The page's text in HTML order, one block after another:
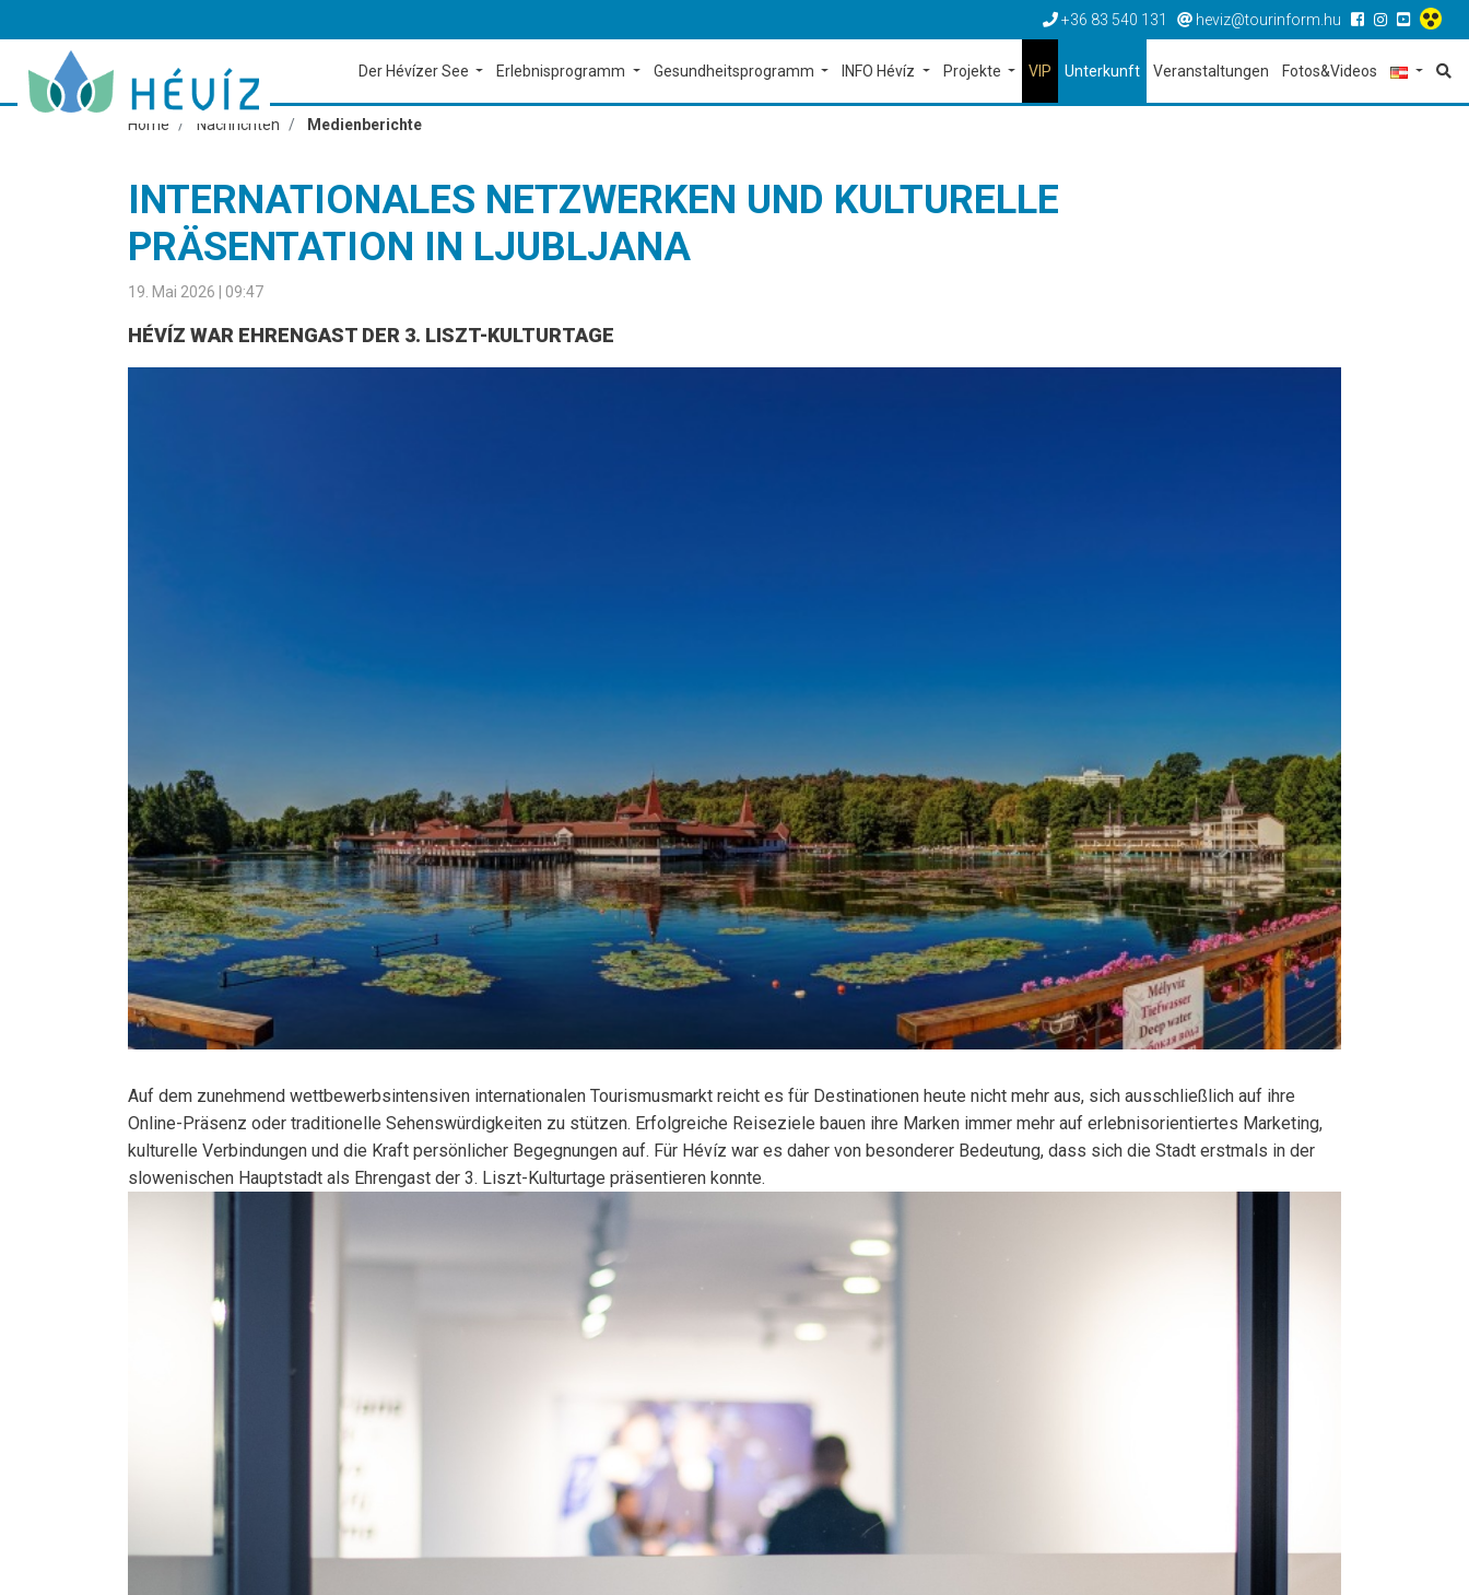
+36 83 540 131 heviz@tourinform.hu
Der Hévízer See Erlebnisprogramm Gesundheitsprogramm INFO Hévíz Projekte VIP Unterkunft Veranstaltungen Fotos&Videos
Home Nachrichten Medienberichte
INTERNATIONALES NETZWERKEN UND KULTURELLE
PRÄSENTATION IN LJUBLJANA
19. Mai 2026 | 09:47
HÉVÍZ WAR EHRENGAST DER 3. LISZT-KULTURTAGE
Auf dem zunehmend wettbewerbsintensiven internationalen Tourismusmarkt reicht es für Destinationen heute nicht mehr aus, sich ausschließlich auf ihre
Online-Präsenz oder traditionelle Sehenswürdigkeiten zu stützen. Erfolgreiche Reiseziele bauen ihre Marken immer mehr auf erlebnisorientiertes Marketing,
kulturelle Verbindungen und die Kraft persönlicher Begegnungen auf. Für Hévíz war es daher von besonderer Bedeutung, dass sich die Stadt erstmals in der
slowenischen Hauptstadt als Ehrengast der 3. Liszt-Kulturtage präsentieren konnte.